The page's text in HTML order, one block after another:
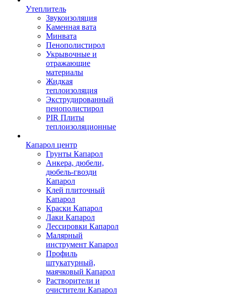
Утеплитель
Звукоизоляция
Каменная вата
Минвата
Пенополистирол
Укрывочные и
отражающие
материалы
Жидкая
теплоизоляция
Экструдированный
пенополистирол
PIR Плиты
теплоизоляционные
Капарол центр
Грунты Капарол
Анкера, дюбели,
дюбель-гвозди
Капарол
Клей плиточный
Капарол
Краски Капарол
Лаки Капарол
Лессировки Капарол
Малярный
инструмент Капарол
Профиль
штукатурный,
маячковый Капарол
Растворители и
очистители Капарол